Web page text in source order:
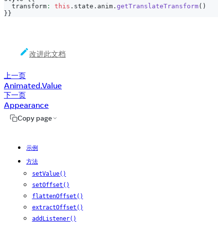
  transform
: this . state . anim . getTranslateTransform( )
}}
改进此文档
上一页
Animated.Value
下一页
Appearance
Copy page
示例
方法
setValue()
setOffset()
flattenOffset()
extractOffset()
addListener()